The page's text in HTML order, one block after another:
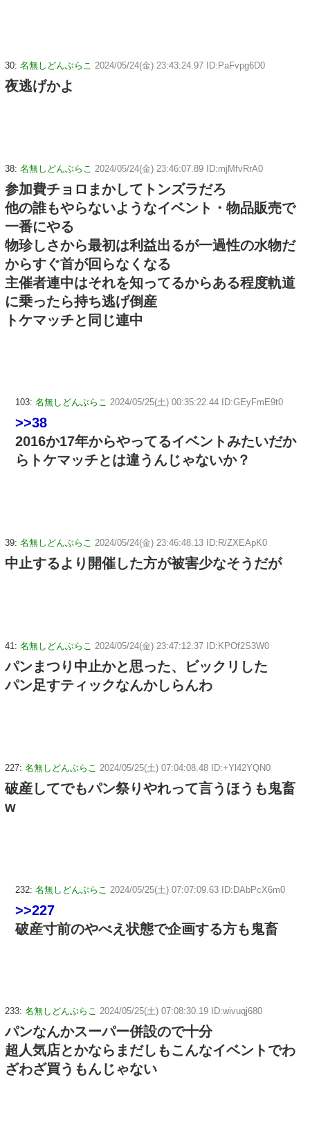
30: 名無しどんぶらこ 2024/05/24(金) 23:43:24.97 ID:PaFvpg6D0
夜逃げかよ
38: 名無しどんぶらこ 2024/05/24(金) 23:46:07.89 ID:mjMfvRrA0
参加費チョロまかしてトンズラだろ
他の誰もやらないようなイベント・物品販売で
一番にやる
物珍しさから最初は利益出るが一過性の水物だ
からすぐ首が回らなくなる
主催者連中はそれを知ってるからある程度軌道
に乗ったら持ち逃げ倒産
トケマッチと同じ連中
103: 名無しどんぶらこ 2024/05/25(土) 00:35:22.44 ID:GEyFmE9t0
>>38
2016か17年からやってるイベントみたいだか
らトケマッチとは違うんじゃないか？
39: 名無しどんぶらこ 2024/05/24(金) 23:46:48.13 ID:R/ZXEApK0
中止するより開催した方が被害少なそうだが
41: 名無しどんぶらこ 2024/05/24(金) 23:47:12.37 ID:KPOf2S3W0
パンまつり中止かと思った、ビックリした
パン足すティックなんかしらんわ
227: 名無しどんぶらこ 2024/05/25(土) 07:04:08.48 ID:+Yl42YQN0
破産してでもパン祭りやれって言うほうも鬼畜
w
232: 名無しどんぶらこ 2024/05/25(土) 07:07:09.63 ID:DAbPcX6m0
>>227
破産寸前のやべえ状態で企画する方も鬼畜
233: 名無しどんぶらこ 2024/05/25(土) 07:08:30.19 ID:wivuqj680
パンなんかスーパー併設ので十分
超人気店とかならまだしもこんなイベントでわ
ざわざ買うもんじゃない